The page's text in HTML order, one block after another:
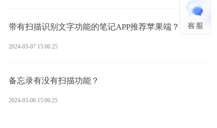
带有扫描识别文字功能的笔记APP推荐苹果端？
2024-03-07 15:06:25
备忘录有没有扫描功能？
2024-03-06 15:06:25